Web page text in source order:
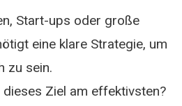
Start-ups oder große
eine klare Strategie, um
zu sein.
Ziel am effektivsten?